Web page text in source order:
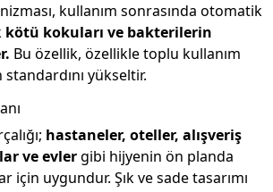
kullanım sonrasında otomatik
kötü kokuları ve bakterilerin
Bu özellik, özellikle toplu kullanım
yükseltir.
hastaneler, oteller, alışveriş
ve evlergibi hijyenin ön planda
için uygundur. Şık ve sade tasarımı